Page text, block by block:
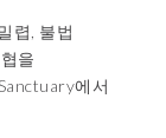
렵, 불법
을
에서